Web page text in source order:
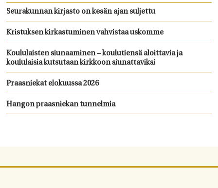
Seurakunnan kirjasto on kesän ajan suljettu
Kristuksen kirkastuminen vahvistaa uskomme
Koululaisten siunaaminen – koulutiensä aloittavia ja
koululaisia kutsutaan kirkkoon siunattaviksi
Praasniekat elokuussa 2026
Hangon praasniekan tunnelmia